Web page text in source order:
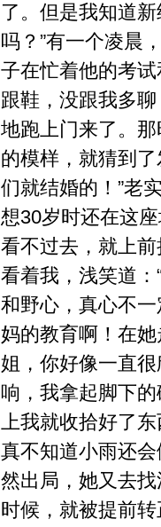
了。但是我知道
吗？”有一个凌晨
子在忙着他的考
跟鞋，没跟我多
地跑上门来了。
的模样，就猜到
们就结婚的！”老
想30岁时还在这
看不过去，就上
看着我，浅笑道
和野心，真心不
妈的教育啊！在
姐，你好像一直
响，我拿起脚下
上我就收拾好了
真不知道小雨还
然出局，她又去
时候，就被提前